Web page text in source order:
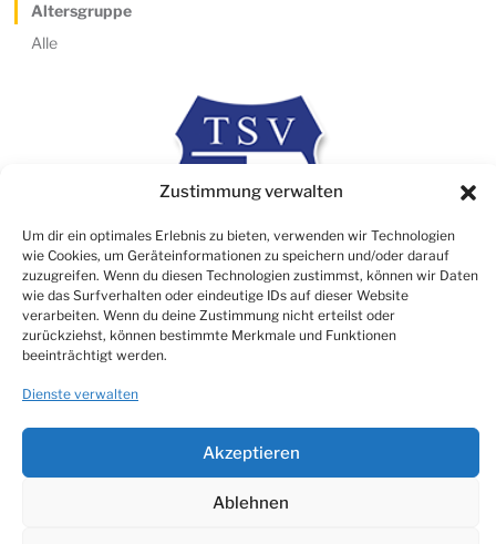
Zustimmung verwalten
Um dir ein optimales Erlebnis zu bieten, verwenden wir Technologien
wie Cookies, um Geräteinformationen zu speichern und/oder darauf
zuzugreifen. Wenn du diesen Technologien zustimmst, können wir Daten
wie das Surfverhalten oder eindeutige IDs auf dieser Website
verarbeiten. Wenn du deine Zustimmung nicht erteilst oder
zurückziehst, können bestimmte Merkmale und Funktionen
beeinträchtigt werden.
Dienste verwalten
Akzeptieren
Ablehnen
Altersgruppe
Alle
Rechtliches
Impressum